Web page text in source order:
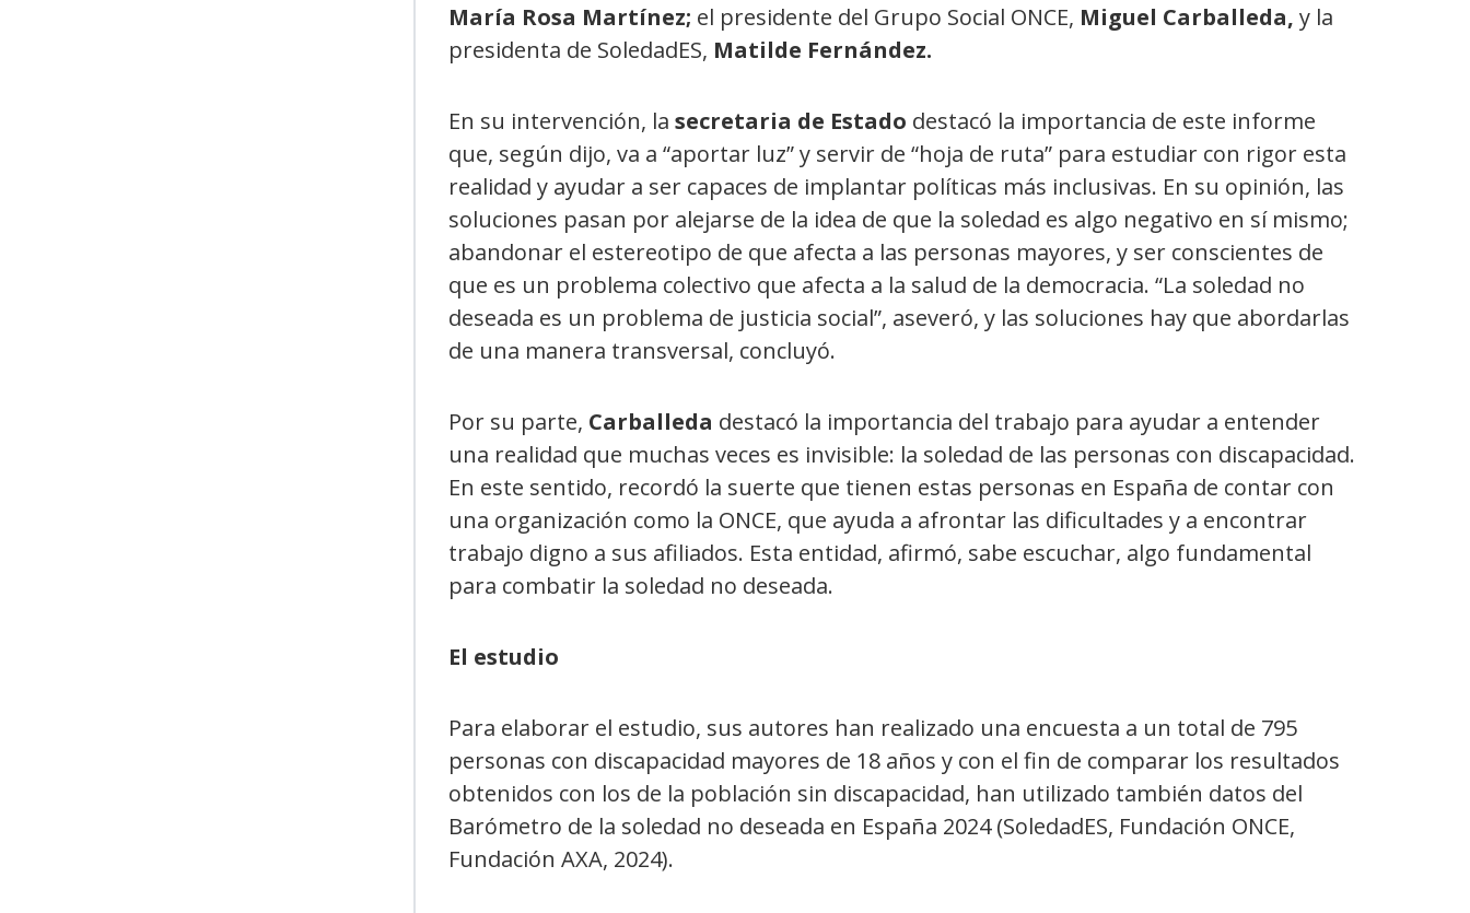
María Rosa Martínez; el presidente del Grupo Social ONCE, Miguel Carballeda, y la
presidenta de SoledadES, Matilde Fernández.
En su intervención, la secretaria de Estado destacó la importancia de este informe
que, según dijo, va a “aportar luz” y servir de “hoja de ruta” para estudiar con rigor esta
realidad y ayudar a ser capaces de implantar políticas más inclusivas. En su opinión, las
soluciones pasan por alejarse de la idea de que la soledad es algo negativo en sí mismo;
abandonar el estereotipo de que afecta a las personas mayores, y ser conscientes de
que es un problema colectivo que afecta a la salud de la democracia. “La soledad no
deseada es un problema de justicia social”, aseveró, y las soluciones hay que abordarlas
de una manera transversal, concluyó.
Por su parte, Carballeda destacó la importancia del trabajo para ayudar a entender
una realidad que muchas veces es invisible: la soledad de las personas con discapacidad.
En este sentido, recordó la suerte que tienen estas personas en España de contar con
una organización como la ONCE, que ayuda a afrontar las dificultades y a encontrar
trabajo digno a sus afiliados. Esta entidad, afirmó, sabe escuchar, algo fundamental
para combatir la soledad no deseada.
El estudio
Para elaborar el estudio, sus autores han realizado una encuesta a un total de 795
personas con discapacidad mayores de 18 años y con el fin de comparar los resultados
obtenidos con los de la población sin discapacidad, han utilizado también datos del
Barómetro de la soledad no deseada en España 2024 (SoledadES, Fundación ONCE,
Fundación AXA, 2024).